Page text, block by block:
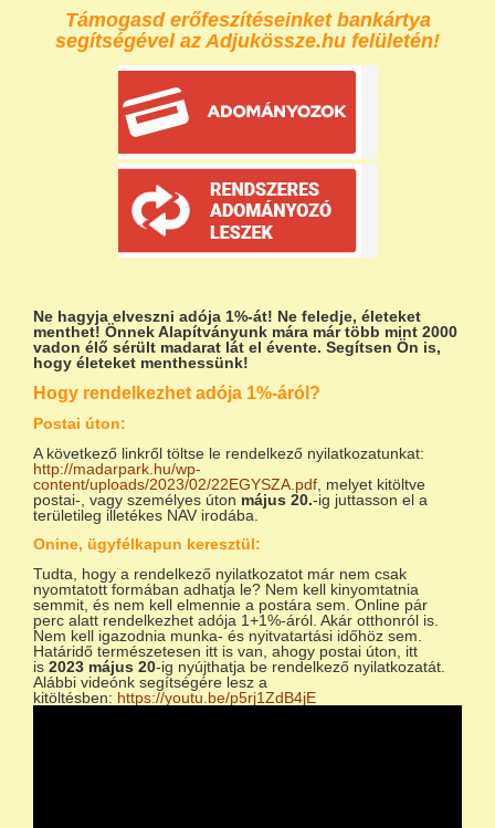
Támogasd erőfeszítéseinket bankártya
segítségével az Adjukössze.hu felületén!
Ne hagyja elveszni adója 1%-át! Ne feledje, életeket
menthet! Önnek Alapítványunk mára már több mint 2000
vadon élő sérült madarat lát el évente. Segítsen Ön is,
hogy életeket menthessünk!
Hogy rendelkezhet adója 1%-áról?
Postai úton:
A következő linkről töltse le rendelkező nyilatkozatunkat:
http://madarpark.hu/wp-
content/uploads/2023/02/22EGYSZA.pdf, melyet kitöltve
postai-, vagy személyes úton május 20.-ig juttasson el a
területileg illetékes NAV irodába.
Onine, ügyfélkapun keresztül:
Tudta, hogy a rendelkező nyilatkozatot már nem csak
nyomtatott formában adhatja le? Nem kell kinyomtatnia
semmit, és nem kell elmennie a postára sem. Online pár
perc alatt rendelkezhet adója 1+1%-áról. Akár otthonról is.
Nem kell igazodnia munka- és nyitvatartási időhöz sem.
Határidő természetesen itt is van, ahogy postai úton, itt
is 2023 május 20-ig nyújthatja be rendelkező nyilatkozatát.
Alábbi videónk segítségére lesz a
kitöltésben: https://youtu.be/p5rj1ZdB4jE